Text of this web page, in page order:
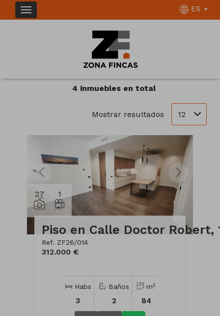
ES
INMUEBLES EN VENTA EN BADALONA
Ordenar
4 inmuebles en total
Mostrar resultados 12
27 1
Ref. ZF26/014
312.000 €
Habs
3
Baños
2
m2
84